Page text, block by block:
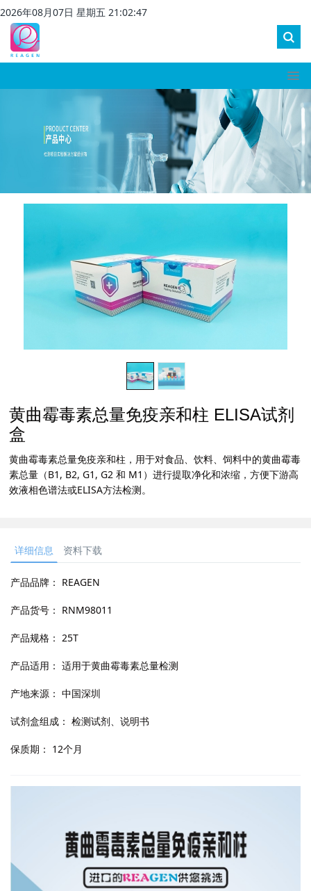
2026年08月07日 星期五 21 :02:48
黄曲霉毒素总量免疫亲和柱 ELISA试剂
盒
黄曲霉毒素总量免疫亲和柱，用于对食品、饮料、饲料中的黄曲霉毒
素总量（B1, B2, G1, G2 和 M1）进行提取净化和浓缩，方便下游高
效液相色谱法或ELISA方法检测。
详细信息 资料下载
产品品牌： REAGEN
产品货号： RNM98011
产品规格： 25T
产品适用： 适用于黄曲霉毒素总量检测
产地来源： 中国深圳
试剂盒组成： 检测试剂、说明书
保质期： 12个月